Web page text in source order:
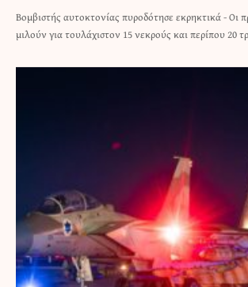
Βομβιστής αυτοκτονίας πυροδότησε εκρηκτικά - Οι
μιλούν για τουλάχιστον 15 νεκρούς και περίπου 20